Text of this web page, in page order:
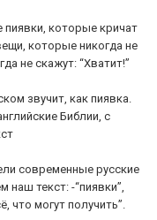
которые кричат
которые никогда не
не скажут: “Хватит!”
звучит, как пиявка.
Библии, с
современные русские
текст: -“пиявки”,
что могут получить”.